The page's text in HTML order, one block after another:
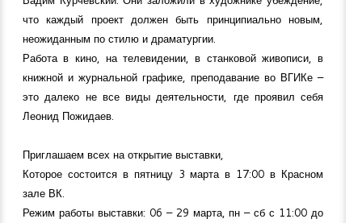
что каждый проект должен быть принципиально новым,
неожиданным по стилю и драматургии.
Работа в кино, на телевидении, в станковой живописи, в
книжной и журнальной графике, преподавание во ВГИКе –
это далеко не все виды деятельности, где проявил себя
Леонид Пожидаев.
Приглашаем всех на открытие выставки,
Которое состоится в пятницу 3 марта в 17:00 в Красном
зале ВК.
Режим работы выставки: 06 – 29 марта, пн – сб с 11:00 до